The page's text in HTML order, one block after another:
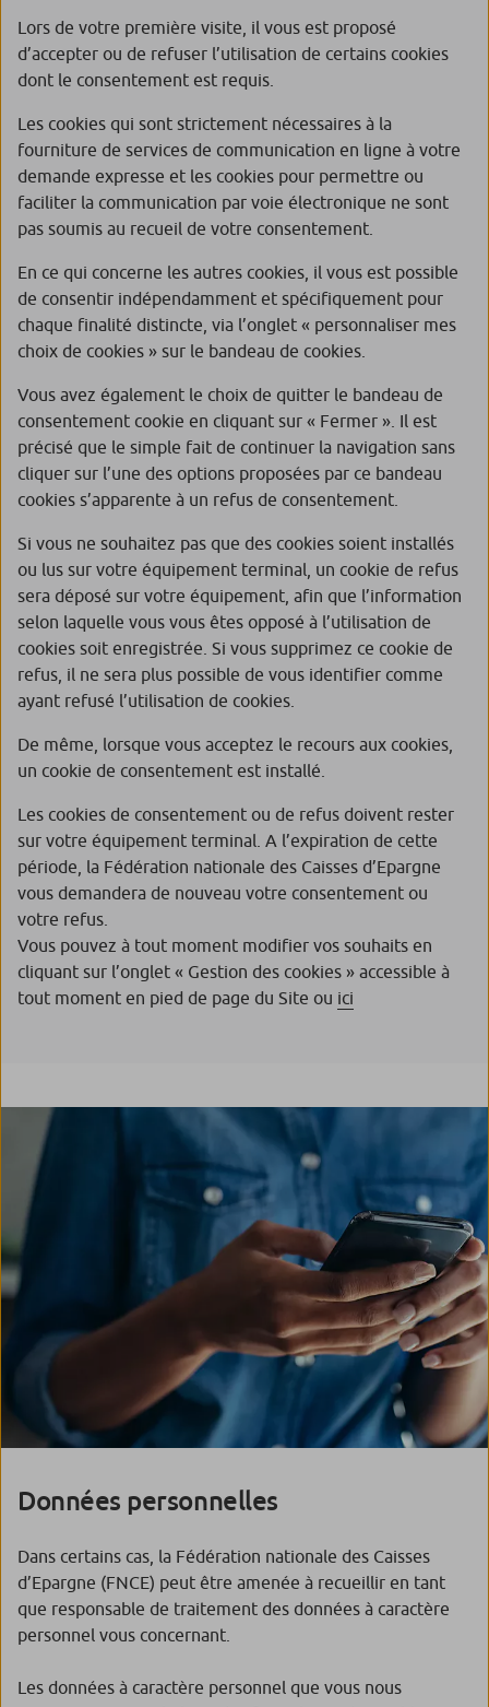
Lors de votre première visite, il vous est proposé
d’accepter ou de refuser l’utilisation de certains cookies
dont le consentement est requis.
Les cookies qui sont strictement nécessaires à la
fourniture de services de communication en ligne à votre
demande expresse et les cookies pour permettre ou
faciliter la communication par voie électronique ne sont
pas soumis au recueil de votre consentement.
En ce qui concerne les autres cookies, il vous est possible
de consentir indépendamment et spécifiquement pour
chaque finalité distincte, via l’onglet « personnaliser mes
choix de cookies » sur le bandeau de cookies.
Vous avez également le choix de quitter le bandeau de
consentement cookie en cliquant sur « Fermer ». Il est
précisé que le simple fait de continuer la navigation sans
cliquer sur l’une des options proposées par ce bandeau
cookies s’apparente à un refus de consentement.
Si vous ne souhaitez pas que des cookies soient installés
ou lus sur votre équipement terminal, un cookie de refus
sera déposé sur votre équipement, afin que l’information
selon laquelle vous vous êtes opposé à l’utilisation de
cookies soit enregistrée. Si vous supprimez ce cookie de
refus, il ne sera plus possible de vous identifier comme
ayant refusé l’utilisation de cookies.
De même, lorsque vous acceptez le recours aux cookies,
un cookie de consentement est installé.
Les cookies de consentement ou de refus doivent rester
sur votre équipement terminal. A l’expiration de cette
période, la Fédération nationale des Caisses d’Epargne
vous demandera de nouveau votre consentement ou
votre refus.
Vous pouvez à tout moment modifier vos souhaits en
cliquant sur l’onglet « Gestion des cookies » accessible à
tout moment en pied de page du Site ou ici
Données personnelles
Dans certains cas, la Fédération nationale des Caisses
d’Epargne (FNCE) peut être amenée à recueillir en tant
que responsable de traitement des données à caractère
personnel vous concernant.
Les données à caractère personnel que vous nous